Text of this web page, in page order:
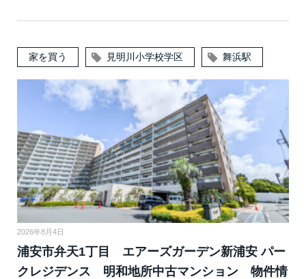
家を買う 見明川小学校学区 舞浜駅
2026年8月4日
浦安市弁天1丁目 エアーズガーデン新浦安 パー
クレジデンス 明和地所中古マンション 物件情